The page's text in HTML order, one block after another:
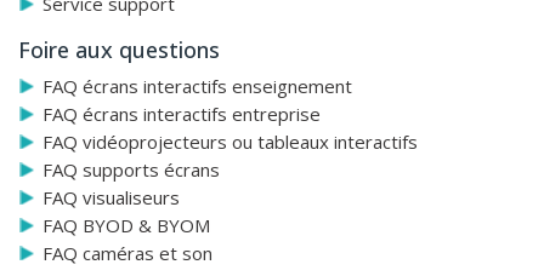
Micro intégré
Stockage sur mémoire interne, carte SDHC ou clé
USB
Menus sur écran extrêmement intuitifs
Lampe LED intégrée avec durée de vie de 20.000
heures
Différents outils de présentation et de comparaison
Foire aux questions
FAQ écrans interactifs enseignement
FAQ écrans interactifs entreprise
FAQ vidéoprojecteurs ou tableaux interactifs
FAQ supports écrans
FAQ visualiseurs
FAQ BYOD & BYOM
FAQ caméras et son